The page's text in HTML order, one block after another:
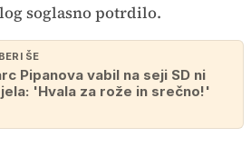
soglasno potrdilo.
ŠE
Pipanova vabil na seji SD ni
'Hvala za rože in srečno!'